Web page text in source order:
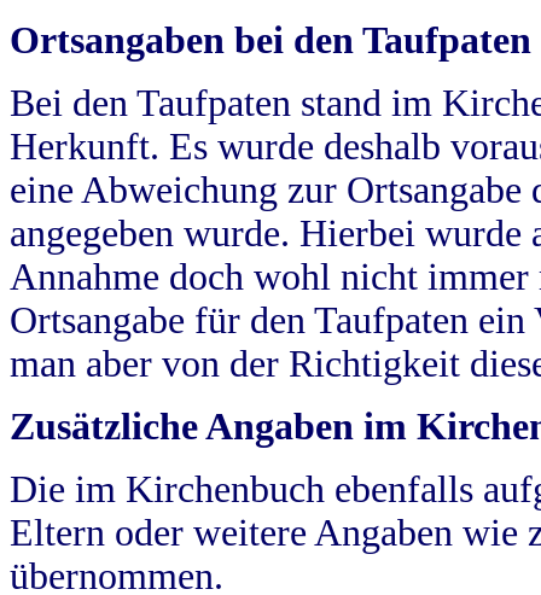
Ortsangaben bei den Taufpaten
Bei den Taufpaten stand im
Herkunft. Es wurde deshalb
eine Abweichung zur
angegeben wurde. Hierbei wurde
Annahme doch wohl nicht
Ortsangabe für den Taufpaten
man aber von der Richtigkeit
Zusätzliche Angaben im
Die im Kirchenbuch ebenfalls
Eltern oder weitere Angaben wie
übernommen.